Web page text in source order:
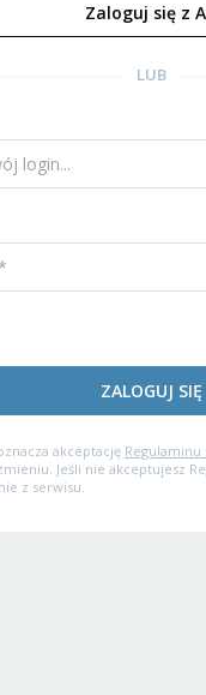
Zaloguj się z
LUB
ZALOGUJ SIĘ
akceptację Regulaminu
Jeśli nie akceptujesz
z serwisu.